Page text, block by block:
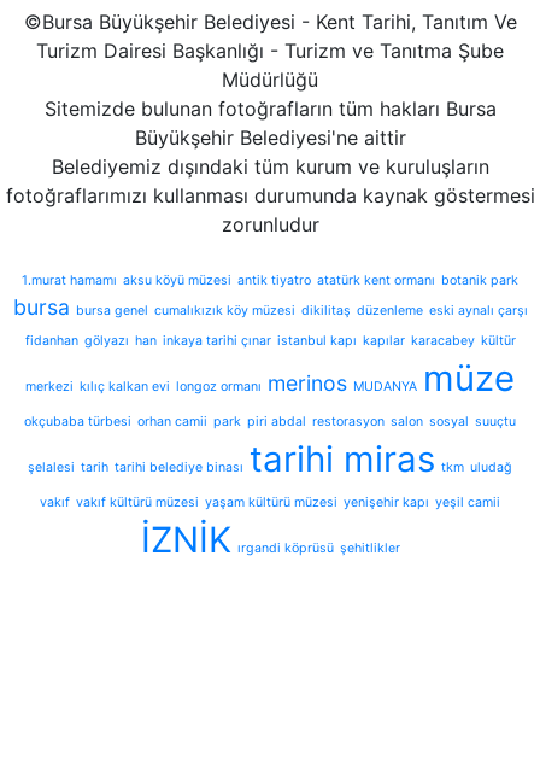
©Bursa Büyükşehir Belediyesi - Kent Tarihi, Tanıtım Ve
Turizm Dairesi Başkanlığı - Turizm ve Tanıtma Şube
Müdürlüğü
Sitemizde bulunan fotoğrafların tüm hakları Bursa
Büyükşehir Belediyesi'ne aittir
Belediyemiz dışındaki tüm kurum ve kuruluşların
fotoğraflarımızı kullanması durumunda kaynak göstermesi
zorunludur
1.murat hamamı aksu köyü müzesi antik tiyatro atatürk kent ormanı botanik park
bursa bursa genel cumalıkızık köy müzesi dikilitaş düzenleme eski aynalı çarşı
fidanhan gölyazı han inkaya tarihi çınar istanbul kapı kapılar karacabey kültür
merkezi kılıç kalkan evi longoz ormanı merinos MUDANYA müze
okçubaba türbesi orhan camii park piri abdal restorasyon salon sosyal suuçtu
şelalesi tarih tarihi belediye binası tarihi miras tkm uludağ
vakıf vakıf kültürü müzesi yaşam kültürü müzesi yenişehir kapı yeşil camii
İZNİK ırgandi köprüsü şehitlikler